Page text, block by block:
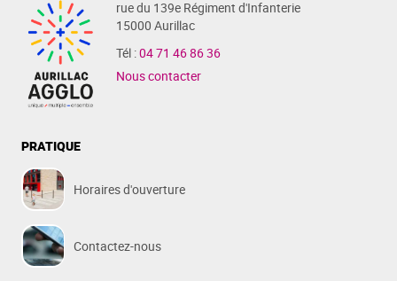
rue du 139e Régiment d'Infanterie
15000 Aurillac
Tél :04 71 46 86 36
Nous contacter
PRATIQUE
Horaires d'ouverture
Contactez-nous